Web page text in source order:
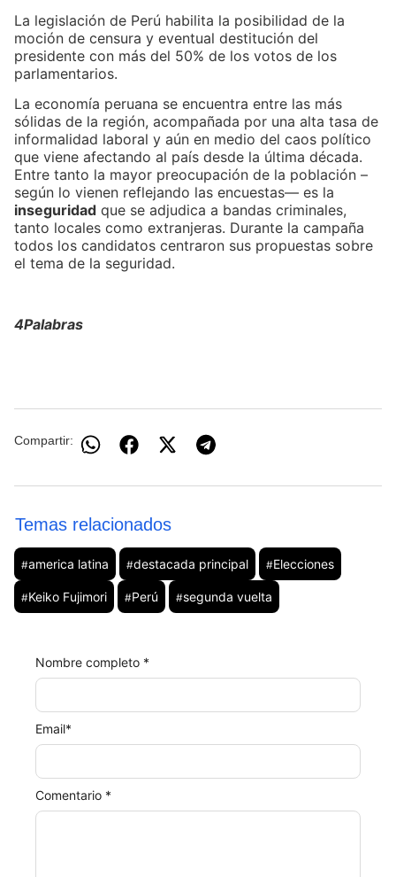
La legislación de Perú habilita la posibilidad de la
moción de censura y eventual destitución del
presidente con más del 50% de los votos de los
parlamentarios.
La economía peruana se encuentra entre las más
sólidas de la región, acompañada por una alta tasa de
informalidad laboral y aún en medio del caos político
que viene afectando al país desde la última década.
Entre tanto la mayor preocupación de la población –
según lo vienen reflejando las encuestas— es la
inseguridad que se adjudica a bandas criminales,
tanto locales como extranjeras. Durante la campaña
todos los candidatos centraron sus propuestas sobre
el tema de la seguridad.
4Palabras
Compartir:
Temas relacionados
#america latina #destacada principal #Elecciones
#Keiko Fujimori #Perú #segunda vuelta
Comentario *
Nombre completo *
Email*